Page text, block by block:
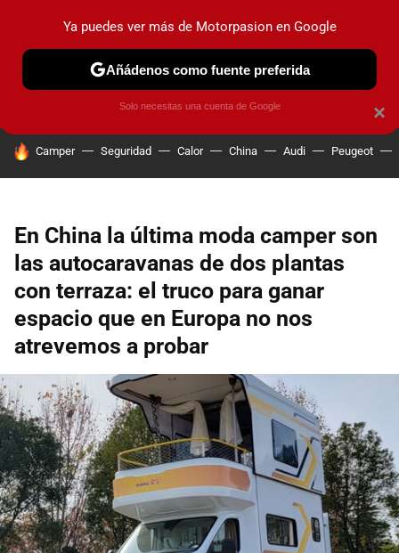
PRUEBAS COCHES ELÉCTRICOS OBSERVATORIO
HOY SE HABLA DE
Camper Seguridad Calor China Audi Peugeot
En China la última moda camper son
las autocaravanas de dos plantas
con terraza: el truco para ganar
espacio que en Europa no nos
atrevemos a probar
×
Ya puedes ver más de Motorpasion en Google
Añádenos como fuente preferida
Solo necesitas una cuenta de Google